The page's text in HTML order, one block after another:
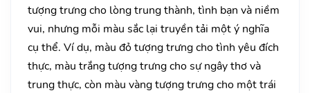
tượng trưng cho lòng trung thành, tình bạn và niềm
vui, nhưng mỗi màu sắc lại truyền tải một ý nghĩa
cụ thể. Ví dụ, màu đỏ tượng trưng cho tình yêu đích
thực, màu trắng tượng trưng cho sự ngây thơ và
trung thực, còn màu vàng tượng trưng cho một trái